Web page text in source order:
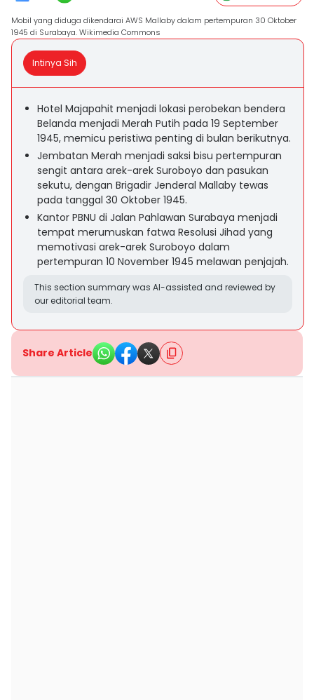
Mobil yang diduga dikendarai AWS Mallaby dalam pertempuran 30 Oktober
1945 di Surabaya. Wikimedia Commons
Intinya Sih
Hotel Majapahit menjadi lokasi perobekan bendera
Belanda menjadi Merah Putih pada 19 September
1945, memicu peristiwa penting di bulan berikutnya.
Jembatan Merah menjadi saksi bisu pertempuran
sengit antara arek-arek Suroboyo dan pasukan
sekutu, dengan Brigadir Jenderal Mallaby tewas
pada tanggal 30 Oktober 1945.
Kantor PBNU di Jalan Pahlawan Surabaya menjadi
tempat merumuskan fatwa Resolusi Jihad yang
memotivasi arek-arek Suroboyo dalam
pertempuran 10 November 1945 melawan penjajah.
This section summary was AI-assisted and reviewed by
our editorial team.
Share Article